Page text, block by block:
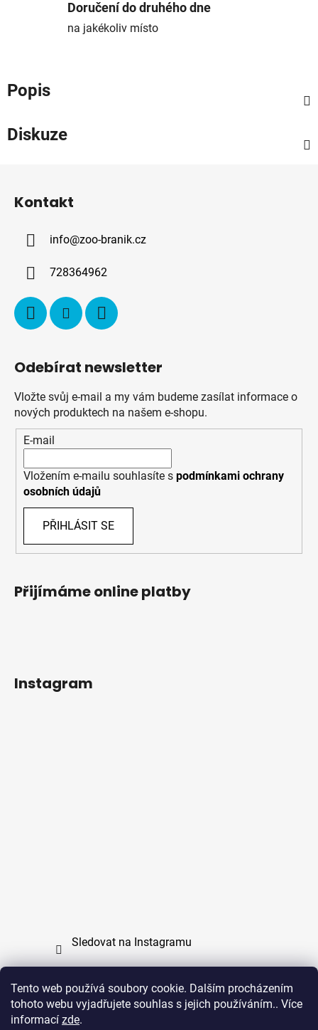
Tento web používá soubory cookie. Dalším procházením
tohoto webu vyjadřujete souhlas s jejich používáním.. Více
informací zde.
Doručení do druhého dne
na jakékoliv místo
Popis
Diskuze
Kontakt
info@zoo-branik.cz
728364962
Odebírat newsletter
Vložte svůj e-mail a my vám budeme zasílat informace o
nových produktech na našem e-shopu.
E-mail
Vložením e-mailu souhlasíte s podmínkami ochrany
osobních údajů
PŘIHLÁSIT SE
Přijímáme online platby
Instagram
Sledovat na Instagramu